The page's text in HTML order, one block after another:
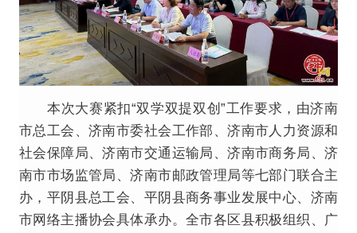
本次大赛紧扣“双学双提双创”工作要求，由济南
市总工会、济南市委社会工作部、济南市人力资源和
社会保障局、济南市交通运输局、济南市商务局、济
南市市场监管局、济南市邮政管理局等七部门联合主
办，平阴县总工会、平阴县商务事业发展中心、济南
市网络主播协会具体承办。全市各区县积极组织、广